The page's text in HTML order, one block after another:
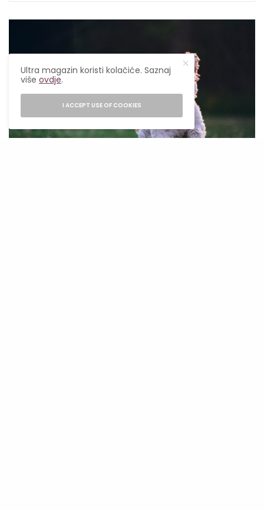
Ultra magazin koristi kolačiće. Saznaj
višeovdje.
I ACCEPT USE OF COOKIES